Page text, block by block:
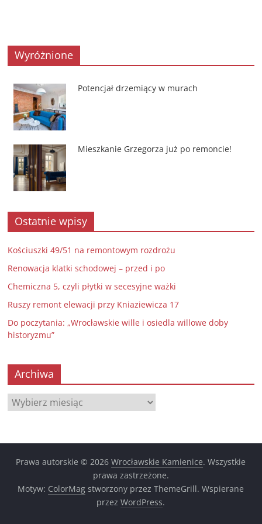
Wyróżnione
Potencjał drzemiący w murach
Mieszkanie Grzegorza już po remoncie!
Ostatnie wpisy
Kościuszki 49/51 na remontowym rozdrożu
Renowacja klatki schodowej – przed i po
Chemiczna 5, czyli płytki w secesyjne ważki
Ruszy remont elewacji przy Kniaziewicza 17
Do poczytania: „Wrocławskie wille i osiedla willowe doby
historyzmu”
Archiwa
Archiwa
Prawa autorskie © 2026Wrocławskie Kamienice. Wszystkie
prawa zastrzeżone.
Motyw: ColorMag stworzony przez ThemeGrill. Wspierane
przezWordPress.